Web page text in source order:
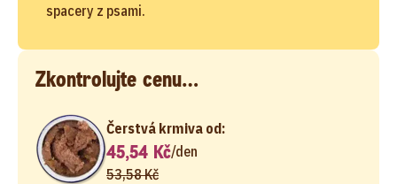
spacery z psami.
Zkontrolujte cenu…
Čerstvá krmiva od:
45,54 Kč/den
53,58 Kč